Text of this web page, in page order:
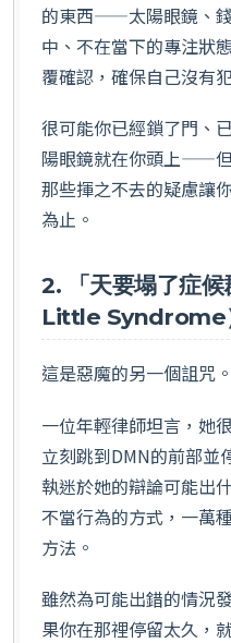
的東西——太陽眼鏡、
中、不在當下的專注狀
覆確認，確保自己沒有
很可能你已經鎖了門、
陽眼鏡就在你頭上——但
那些揮之不去的疑慮讓
為止。
2. 「天要塌了症
Little Syndrome
這是惡魔的另一個詛咒。
一位年輕律師坦言，她
立刻跳到DMN的前部並
執迷於她的辯論可能
不當行為的方式，一萬
方法。
雖然為可能出錯的情況
果你在那裡停留太久，